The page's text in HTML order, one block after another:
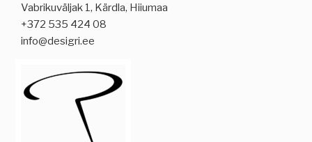
Vabrikuväljak 1, Kärdla, Hiiumaa
+372 535 424 08
info@desigri.ee